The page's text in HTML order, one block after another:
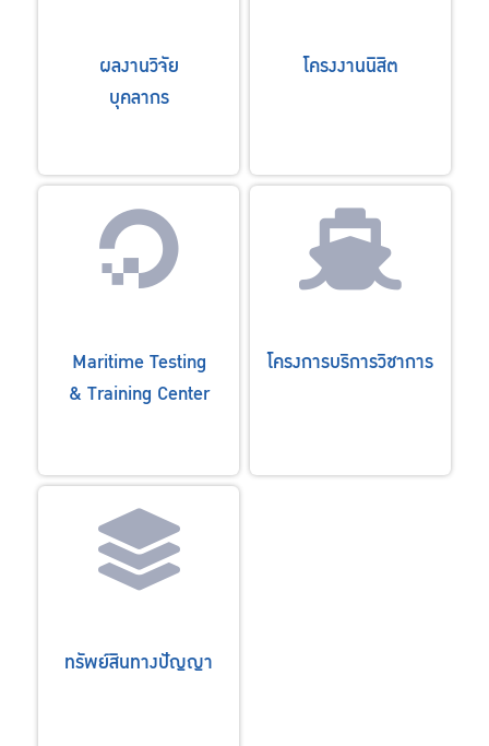
ผลงานวิจัย
บุคลากร
โครงงานนิสิต
Maritime Testing
& Training Center
โครงการบริการวิชาการ
ทรัพย์สินทางปัญญา